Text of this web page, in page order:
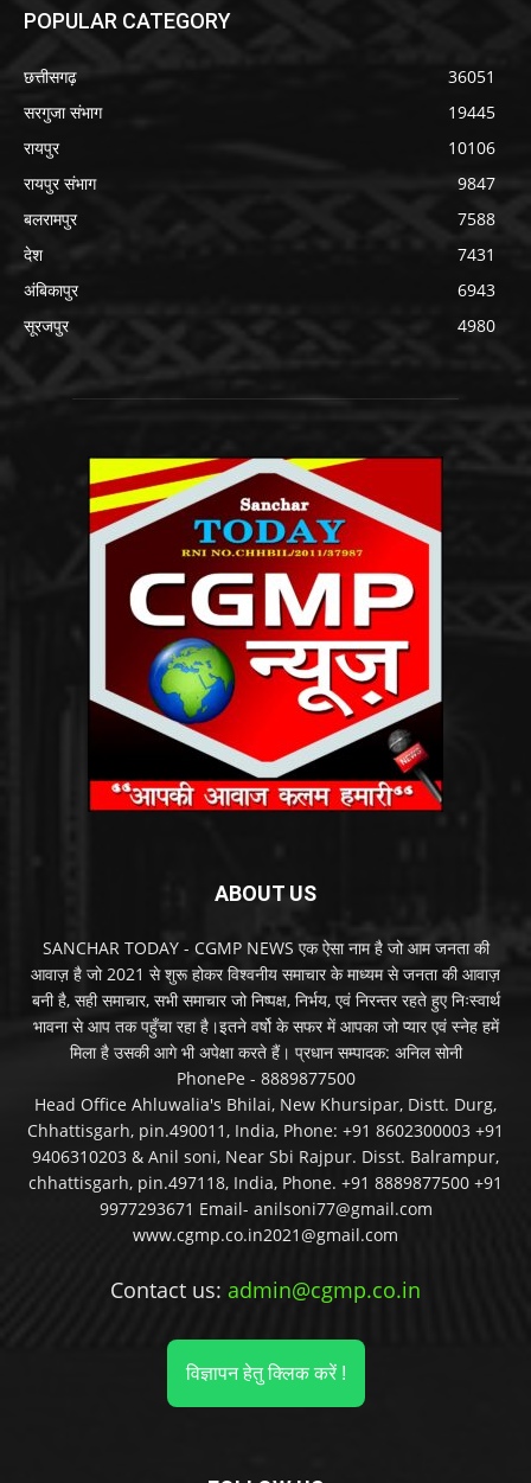
POPULAR CATEGORY
छत्तीसगढ़
36051
सरगुजा संभाग
19445
रायपुर
10106
रायपुर संभाग
9847
बलरामपुर
7588
देश
7431
अंबिकापुर
6943
सूरजपुर
4980
ABOUT US
SANCHAR TODAY - CGMP NEWS एक ऐसा नाम है जो आम जनता की
आवाज़ है जो 2021 से शुरू होकर विश्वनीय समाचार के माध्यम से जनता की आवाज़
बनी है, सही समाचार, सभी समाचार जो निष्पक्ष, निर्भय, एवं निरन्तर रहते हुए निःस्वार्थ
भावना से आप तक पहुँचा रहा है।इतने वर्षो के सफर में आपका जो प्यार एवं स्नेह हमें
मिला है उसकी आगे भी अपेक्षा करते हैं। प्रधान सम्पादक: अनिल सोनी
PhonePe - 8889877500
Head Office Ahluwalia's Bhilai, New Khursipar, Distt. Durg,
Chhattisgarh, pin.490011, India, Phone: +91 8602300003 +91
9406310203 & Anil soni, Near Sbi Rajpur. Disst. Balrampur,
chhattisgarh, pin.497118, India, Phone. +91 8889877500 +91
9977293671 Email- anilsoni77@gmail.com
www.cgmp.co.in2021@gmail.com
Contact us: admin@cgmp.co.in
विज्ञापन हेतु क्लिक करें !